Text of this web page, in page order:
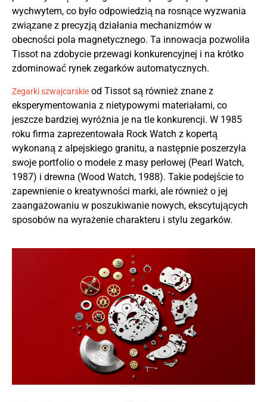
wychwytem, co było odpowiedzią na rosnące wyzwania
związane z precyzją działania mechanizmów w
obecności pola magnetycznego. Ta innowacja pozwoliła
Tissot na zdobycie przewagi konkurencyjnej i na krótko
zdominować rynek zegarków automatycznych.
Zegarki szwajcarskie od Tissot są również znane z
eksperymentowania z nietypowymi materiałami, co
jeszcze bardziej wyróżnia je na tle konkurencji. W 1985
roku firma zaprezentowała Rock Watch z kopertą
wykonaną z alpejskiego granitu, a następnie poszerzyła
swoje portfolio o modele z masy perłowej (Pearl Watch,
1987) i drewna (Wood Watch, 1988). Takie podejście to
zapewnienie o kreatywności marki, ale również o jej
zaangażowaniu w poszukiwanie nowych, ekscytujących
sposobów na wyrażenie charakteru i stylu zegarków.